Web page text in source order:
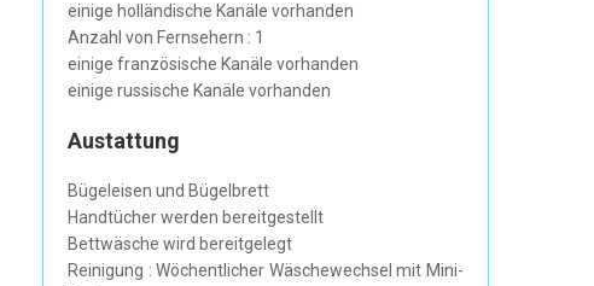
einige holländische Kanäle vorhanden
Anzahl von Fernsehern : 1
einige französische Kanäle vorhanden
einige russische Kanäle vorhanden
Austattung
Bügeleisen und Bügelbrett
Handtücher werden bereitgestellt
Bettwäsche wird bereitgelegt
Reinigung : Wöchentlicher Wäschewechsel mit Mini-